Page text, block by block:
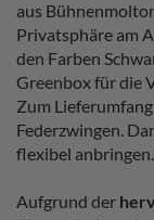
aus
Privatsphäre am
den Farben
Greenbox für die
Zum
Federzwingen.
flexibel anbringen.
Aufgrund der